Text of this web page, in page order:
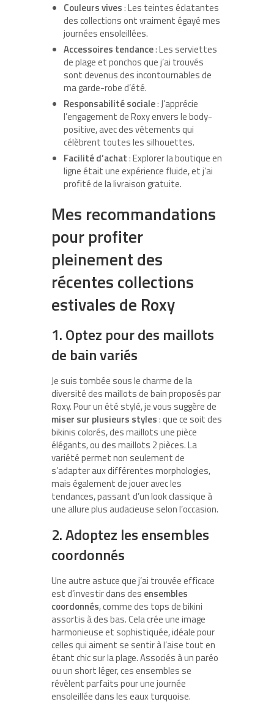
Couleurs vives: Les teintes éclatantes
des collections ont vraiment égayé mes
journées ensoleillées.
Accessoires tendance: Les serviettes
de plage et ponchos que j’ai trouvés
sont devenus des incontournables de
ma garde-robe d’été.
Responsabilité sociale: J’apprécie
l’engagement de Roxy envers le body-
positive, avec des vêtements qui
célèbrent toutes les silhouettes.
Facilité d’achat: Explorer la boutique en
ligne était une expérience fluide, et j’ai
profité de la livraison gratuite.
Mes recommandations
pour profiter
pleinement des
récentes collections
estivales de Roxy
1. Optez pour des maillots
de bain variés
Je suis tombée sous le charme de la
diversité des maillots de bain proposés par
Roxy. Pour un été stylé, je vous suggère de
miser sur plusieurs styles: que ce soit des
bikinis colorés, des maillots une pièce
élégants, ou des maillots 2 pièces. La
variété permet non seulement de
s’adapter aux différentes morphologies,
mais également de jouer avec les
tendances, passant d’un look classique à
une allure plus audacieuse selon l’occasion.
2. Adoptez les ensembles
coordonnés
Une autre astuce que j’ai trouvée efficace
est d’investir dans des ensembles
coordonnés, comme des tops de bikini
assortis à des bas. Cela crée une image
harmonieuse et sophistiquée, idéale pour
celles qui aiment se sentir à l’aise tout en
étant chic sur la plage. Associés à un paréo
ou un short léger, ces ensembles se
révèlent parfaits pour une journée
ensoleillée dans les eaux turquoise.